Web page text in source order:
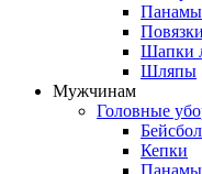
Панамы
Повязки
Шапки
Шляпы
Мужчинам
Головные
Кепки
Панамы